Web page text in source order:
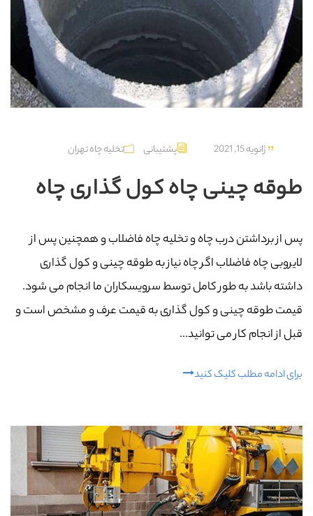
ژانویه 15, 2021 پشتیبانی تخلیه چاه تهران
طوقه چینی چاه کول گذاری چاه
پس از برداشتن درب چاه و تخلیه چاه فاضلاب و همچنین پس از
لایروبی چاه فاضلاب اگر چاه نیاز به طوقه چینی و کول گذاری
داشته باشد به طور کامل توسط سرویسکاران ما انجام می شود.
قیمت طوقه چینی و کول گذاری به قیمت عرف و مشخص است و
قبل از انجام کار می توانید...
برای ادامه مطلب کلیک کنید